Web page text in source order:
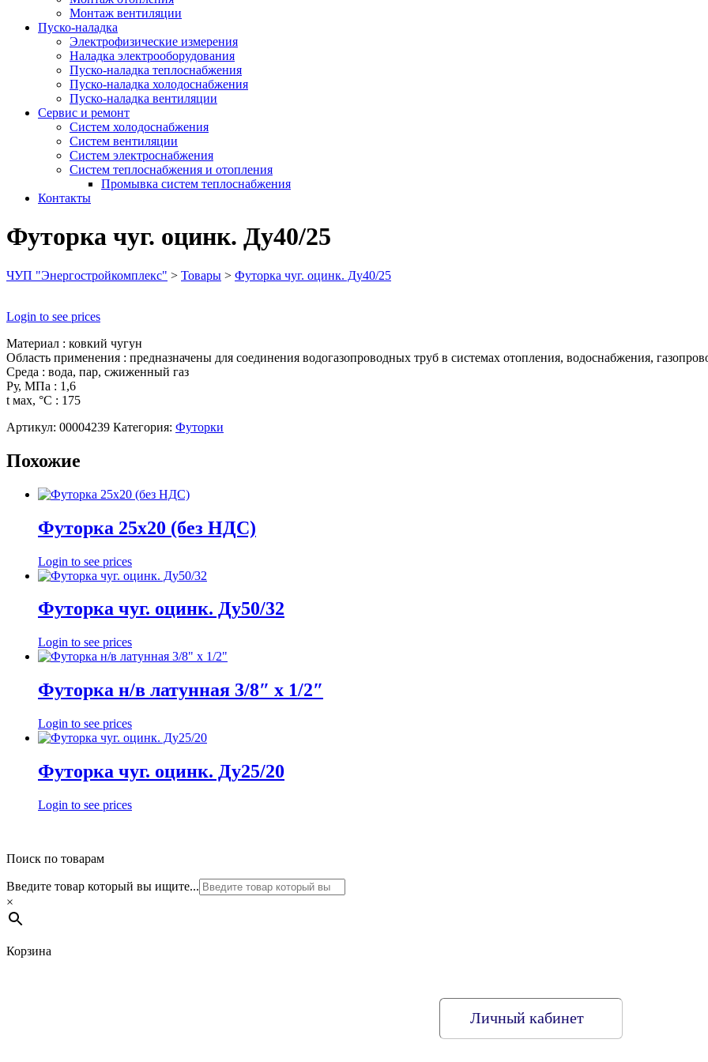
Монтаж вентиляции
Пуско-наладка
Электрофизические измерения
Наладка электрооборудования
Пуско-наладка теплоснабжения
Пуско-наладка холодоснабжения
Пуско-наладка вентиляции
Сервис и ремонт
Систем холодоснабжения
Систем вентиляции
Систем электроснабжения
Систем теплоснабжения и отопления
Промывка систем теплоснабжения
Контакты
Футорка чуг. оцинк. Ду40/25
ЧУП "Энергостройкомплекс" > Товары > Футорка чуг. оцинк. Ду40/25
Login to see prices
Материал : ковкий чугун
Область применения : предназначены для соединения водогазопроводных труб в системах отопления, водоснабжения,
Среда : вода, пар, сжиженный газ
Ру, МПа : 1,6
t мах, °С : 175
Артикул: 00004239 Категория: Футорки
Похожие
Футорка 25х20 (без НДС)
Login to see prices
Футорка чуг. оцинк. Ду50/32
Login to see prices
Футорка н/в латунная 3/8″ х 1/2″
Login to see prices
Футорка чуг. оцинк. Ду25/20
Login to see prices
Поиск по товарам
Введите товар который вы ищите...
×
Корзина
Личный кабинет